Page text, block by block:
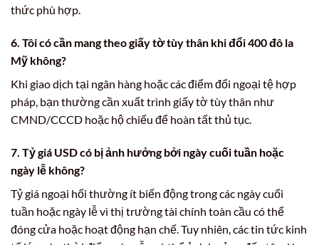
thức phù hợp.
6. Tôi có cần mang theo giấy tờ tùy thân khi đổi 400 đô la
Mỹ không?
Khi giao dịch tại ngân hàng hoặc các điểm đổi ngoại tệ hợp
pháp, bạn thường cần xuất trình giấy tờ tùy thân như
CMND/CCCD hoặc hộ chiếu để hoàn tất thủ tục.
7. Tỷ giá USD có bị ảnh hưởng bởi ngày cuối tuần hoặc
ngày lễ không?
Tỷ giá ngoại hối thường ít biến động trong các ngày cuối
tuần hoặc ngày lễ vì thị trường tài chính toàn cầu có thể
đóng cửa hoặc hoạt động hạn chế. Tuy nhiên, các tin tức kinh